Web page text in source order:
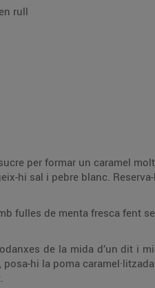
rull
Afegeix-hi les pomes pelades i tallades, les panses i els pinyons.
poma caramel·litzi. Afegeix-hi sal i pebre
el forn amb el gratinador a 180 °C. Col·loca un motllo rodó d’emplatar
el formatge de cabra. Gratina-ho fins que quedi daurat